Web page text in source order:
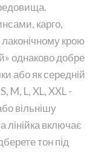
карго,
крою
однаково добре
або як середній
M, L, XL, XXL -
вільнішу
лінійка включає
тон під